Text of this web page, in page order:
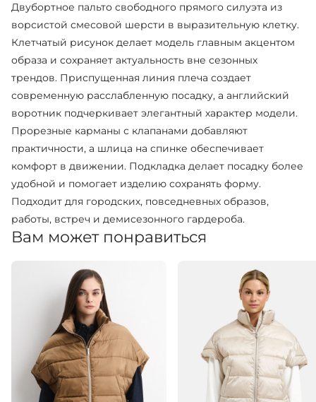
Двубортное пальто свободного прямого силуэта из
ворсистой смесовой шерсти в выразительную клетку.
Клетчатый рисунок делает модель главным акцентом
образа и сохраняет актуальность вне сезонных
трендов. Приспущенная линия плеча создает
современную расслабленную посадку, а английский
воротник подчеркивает элегантный характер модели.
Прорезные карманы с клапанами добавляют
практичности, а шлица на спинке обеспечивает
комфорт в движении. Подкладка делает посадку более
удобной и помогает изделию сохранять форму.
Подходит для городских, повседневных образов,
работы, встреч и демисезонного гардероба.
Вам может понравиться